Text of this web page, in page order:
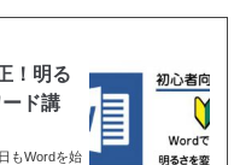
！明る
ド講
もWordを始